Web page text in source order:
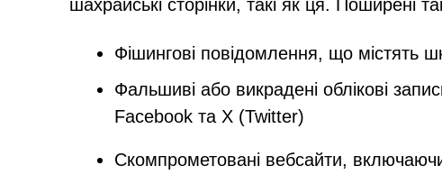
шахрайські сторінки, такі як ця. Поширені
Фішингові повідомлення, що містять
Фальшиві або викрадені облікові
Facebook та X (Twitter)
Скомпрометовані вебсайти,